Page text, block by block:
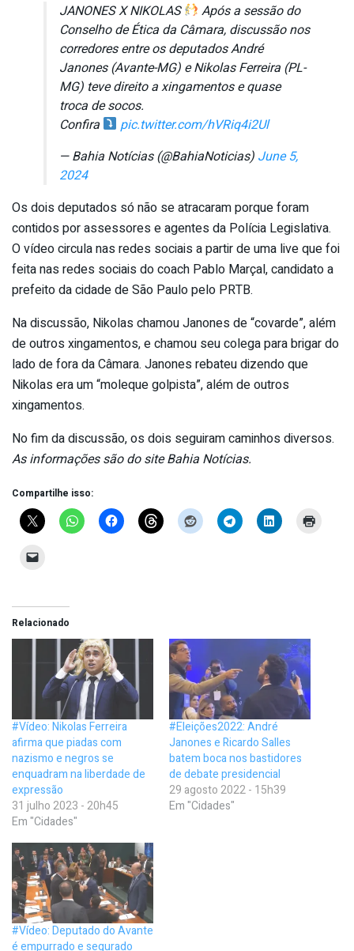
JANONES X NIKOLAS
Após a sessão do
Conselho de Ética da Câmara, discussão nos
corredores entre os deputados André
Janones (Avante-MG) e Nikolas Ferreira (PL-
MG) teve direito a xingamentos e quase
troca de socos.
Confira
pic.twitter.com/hVRiq4i2Ul
— Bahia Notícias (@BahiaNoticias) June 5,
2024
Os dois deputados só não se atracaram porque foram
contidos por assessores e agentes da Polícia Legislativa.
O vídeo circula nas redes sociais a partir de uma live que foi
feita nas redes sociais do coach Pablo Marçal, candidato a
prefeito da cidade de São Paulo pelo PRTB.
Na discussão, Nikolas chamou Janones de “covarde”, além
de outros xingamentos, e chamou seu colega para brigar do
lado de fora da Câmara. Janones rebateu dizendo que
Nikolas era um “moleque golpista”, além de outros
xingamentos.
No fim da discussão, os dois seguiram caminhos diversos.
As informações são do site Bahia Notícias.
Compartilhe isso:
Relacionado
#Vídeo: Nikolas Ferreira
afirma que piadas com
nazismo e negros se
enquadram na liberdade de
expressão
31 julho 2023 - 20h45
Em "Cidades"
#Eleições2022: André
Janones e Ricardo Salles
batem boca nos bastidores
de debate presidencial
29 agosto 2022 - 15h39
Em "Cidades"
#Vídeo: Deputado do Avante
é empurrado e segurado